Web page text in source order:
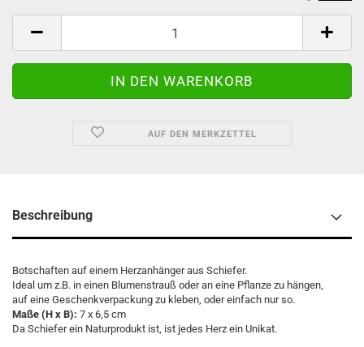
AUF DEN MERKZETTEL
Beschreibung
Botschaften auf einem Herzanhänger aus Schiefer.
Ideal um z.B. in einen Blumenstrauß oder an eine Pflanze zu hängen,
auf eine Geschenkverpackung zu kleben, oder einfach nur so.
Maße (H x B): 7 x 6,5 cm
Da Schiefer ein Naturprodukt ist, ist jedes Herz ein Unikat.